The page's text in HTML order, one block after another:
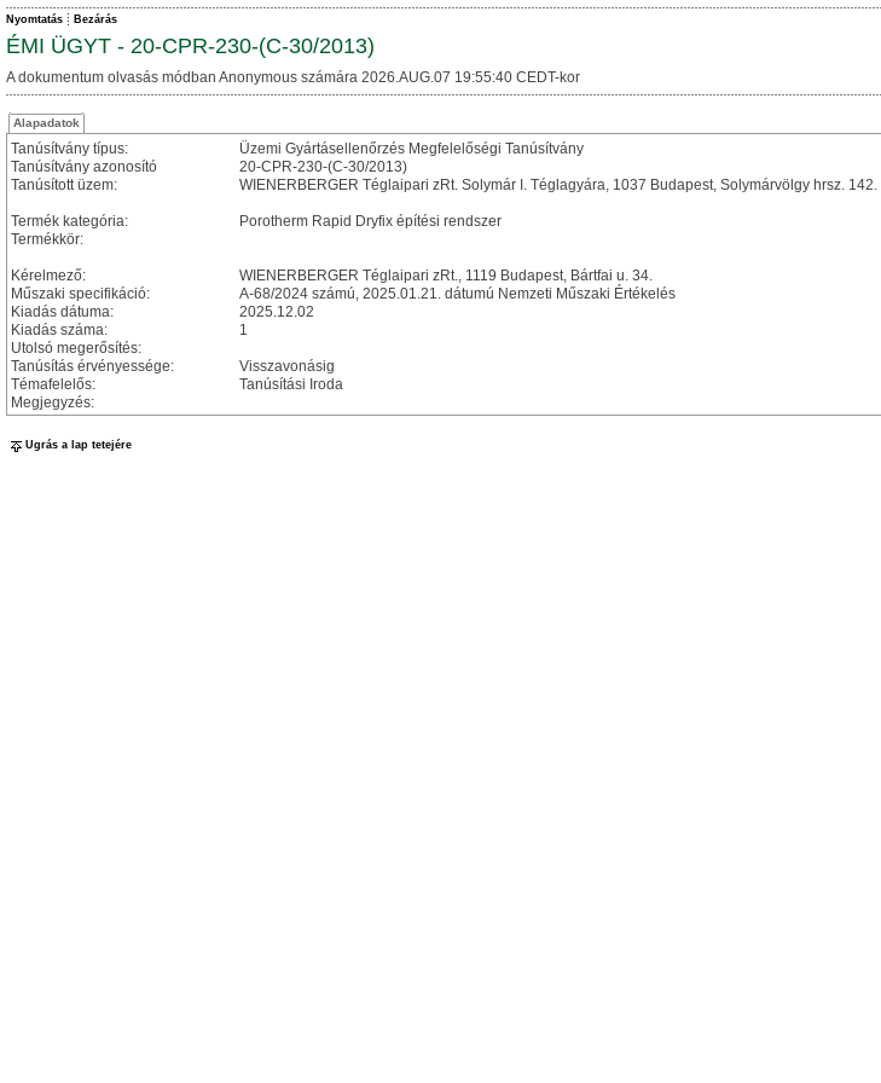
Nyomtatás Bezárás
ÉMI ÜGYT - 20-CPR-230-(C-30/2013)
A dokumentum olvasás módban Anonymous számára 2026.AUG.07 19:55:40 CEDT-kor
Alapadatok
Tanúsítvány típus:
Üzemi Gyártásellenőrzés Megfelelőségi Tanúsítvány
Tanúsítvány azonosító
20-CPR-230-(C-30/2013)
Tanúsított üzem:
WIENERBERGER Téglaipari zRt. Solymár I. Téglagyára, 1037 Budapest, Solymárvölgy hrsz. 142.
Termék kategória:
Porotherm Rapid Dryfix építési rendszer
Termékkör:
Kérelmező:
WIENERBERGER Téglaipari zRt., 1119 Budapest, Bártfai u. 34.
Műszaki specifikáció:
A-68/2024 számú, 2025.01.21. dátumú Nemzeti Műszaki Értékelés
Kiadás dátuma:
2025.12.02
Kiadás száma:
1
Utolsó megerősítés:
Tanúsítás érvényessége:
Visszavonásig
Témafelelős:
Tanúsítási Iroda
Megjegyzés:
Ugrás a lap tetejére